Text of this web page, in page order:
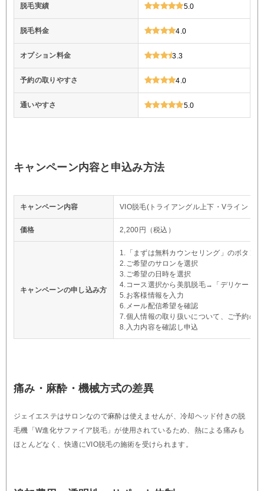
脱毛実績 5.0
脱毛料金 4.0
オプション料金 3.3
予約の取りやすさ 4.0
通いやすさ 5.0
キャンペーン内容と申込み方法
キャンペーン内容 VIO脱毛(トライアングル上下・Vライン・I
価格 2,200円（税込）
キャンペーンの申し込み方
1.「まずは無料カウンセリング」のボタン
2.ご希望のサロンを選択
3.ご希望の日時を選択
4.コース選択から美肌脱毛→「デリケート5
5.お客様情報を入力
6.メール配信希望を確認
7.個人情報の取り扱いについて、ご予約の
8.入力内容を確認し申込
痛み・麻酔・機械方式の差異
ジェイエステはサロンなので麻酔は使えませんが、冷却ヘッド付きの脱
毛機「W進化サファイア脱毛」が使用されているため、熱による痛みも
ほとんどなく、快適にVIO脱毛の施術を受けられます。